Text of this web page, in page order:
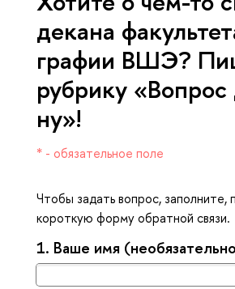
де­ка­на
ра­фии ВШЭ?
руб­ри­ку
ну»!
* - обязательное поле
Чтобы задать вопрос, заполните,
короткую форму обратной связи.
1. аше имя